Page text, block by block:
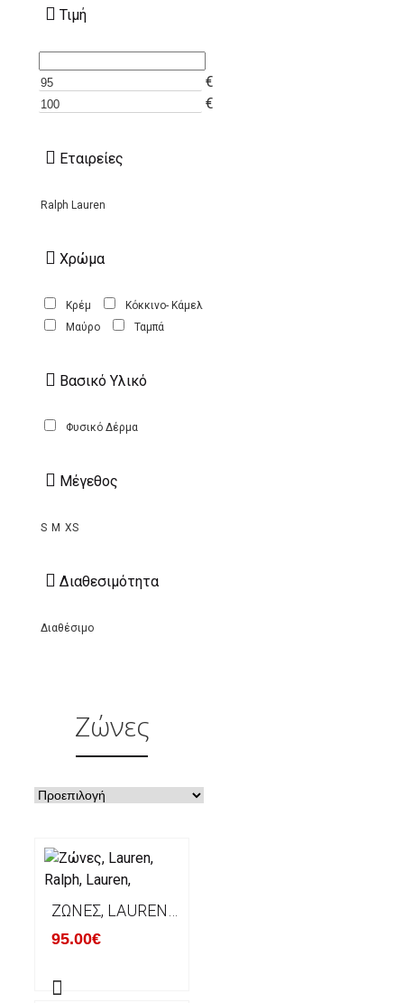
Τιμή
€
€
Εταιρείες
Ralph Lauren
Χρώμα
Κρέμ
Κόκκινο- Κάμελ
Μαύρο
Ταμπά
Βασικό Υλικό
Φυσικό Δέρμα
Mέγεθος
S M XS
Διαθεσιμότητα
Διαθέσιμο
Ζώνες
95.00€